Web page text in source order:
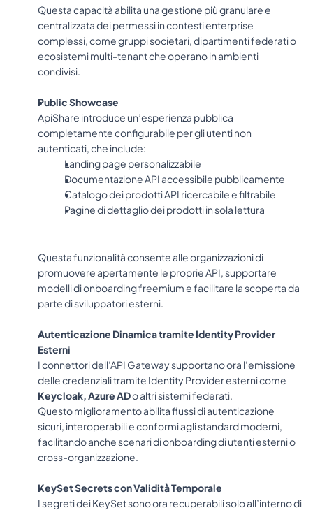
Questa capacità abilita una gestione più granulare e
centralizzata dei permessi in contesti enterprise
complessi, come gruppi societari, dipartimenti federati o
ecosistemi multi-tenant che operano in ambienti
condivisi.
Public Showcase
ApiShare introduce un’esperienza pubblica
completamente configurabile per gli utenti non
autenticati, che include:
Landing page personalizzabile
Documentazione API accessibile pubblicamente
Catalogo dei prodotti API ricercabile e filtrabile
Pagine di dettaglio dei prodotti in sola lettura
Questa funzionalità consente alle organizzazioni di
promuovere apertamente le proprie API, supportare
modelli di onboarding freemium e facilitare la scoperta da
parte di sviluppatori esterni.
Autenticazione Dinamica tramite Identity Provider
Esterni
I connettori dell’API Gateway supportano ora l’emissione
Keycloak, Azure AD o altri sistemi federati.
Questo miglioramento abilita flussi di autenticazione
sicuri, interoperabili e conformi agli standard moderni,
facilitando anche scenari di onboarding di utenti esterni o
cross-organizzazione.
KeySet Secrets con Validità Temporale
I segreti dei KeySet sono ora recuperabili solo all’interno di